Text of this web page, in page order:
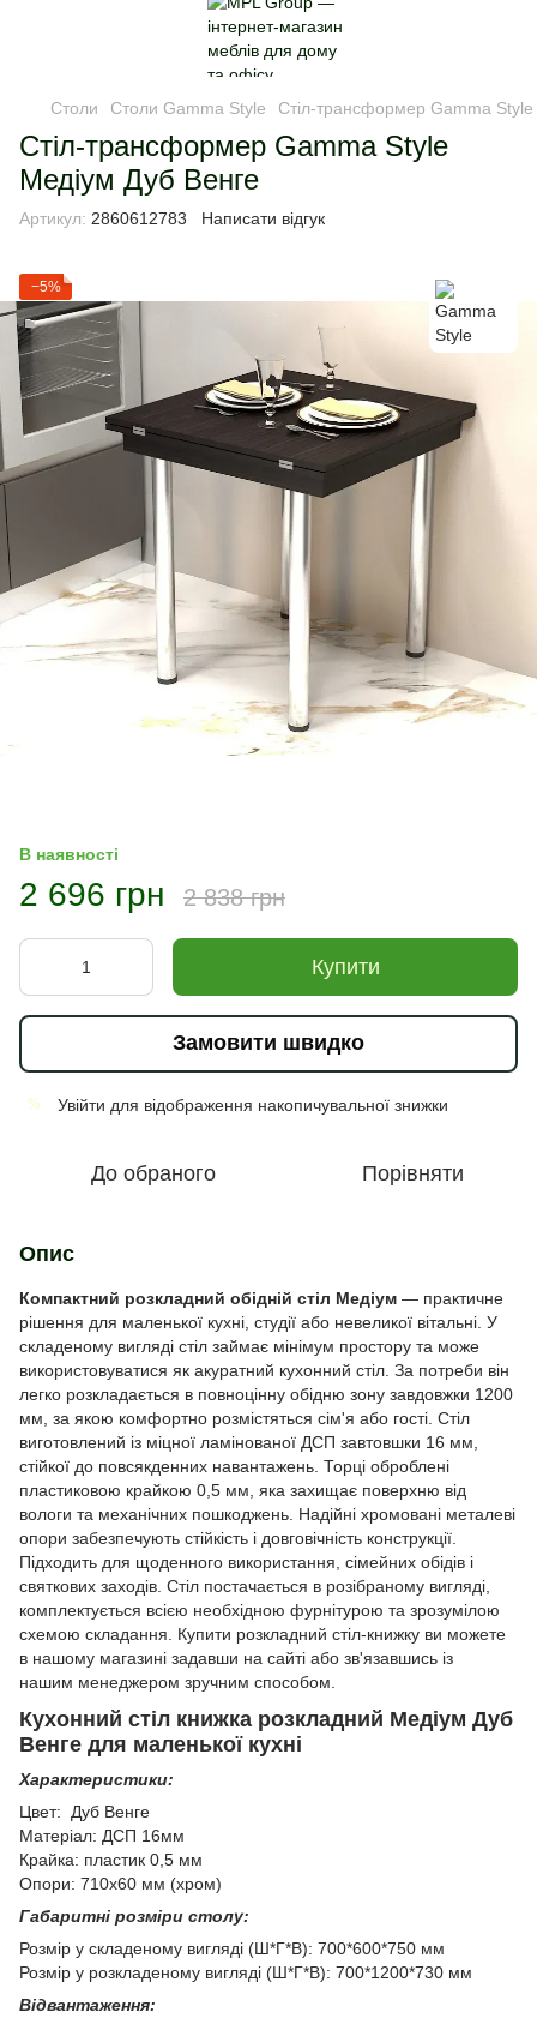
Столи Столи Gamma Style Стіл-трансформер Gamma
Стіл-трансформер Gamma Style
Медіум Дуб Венге
Артикул: 2860612783 Написати відгук
−5%
В наявності
2 696 грн 2 838 грн
Купити
Замовити швидко
% Увійти для відображення накопичувальної знижки
До обраного Порівняти
Опис
Компактний розкладний обідній стіл Медіум — практичне
рішення для маленької кухні, студії або невеликої вітальні. У
складеному вигляді стіл займає мінімум простору та може
використовуватися як акуратний кухонний стіл. За потреби він
легко розкладається в повноцінну обідню зону завдовжки 1200
мм, за якою комфортно розмістяться сім'я або гості. Стіл
виготовлений із міцної ламінованої ДСП завтовшки 16 мм,
стійкої до повсякденних навантажень. Торці оброблені
пластиковою крайкою 0,5 мм, яка захищає поверхню від
вологи та механічних пошкоджень. Надійні хромовані металеві
опори забезпечують стійкість і довговічність конструкції.
Підходить для щоденного використання, сімейних обідів і
святкових заходів. Стіл постачається в розібраному вигляді,
комплектується всією необхідною фурнітурою та зрозумілою
схемою складання. Купити розкладний стіл-книжку ви можете
в нашому магазині задавши на сайті або зв'язавшись із
нашим менеджером зручним способом.
Кухонний стіл книжка розкладний Медіум Дуб
Венге для маленької кухні
Характеристики:
Цвет: Дуб Венге
Матеріал: ДСП 16мм
Крайка: пластик 0,5 мм
Опори: 710х60 мм (хром)
Габаритні розміри столу:
Розмір у складеному вигляді (Ш*Г*В): 700*600*750 мм
Розмір у розкладеному вигляді (Ш*Г*В): 700*1200*730 мм
Відвантаження: